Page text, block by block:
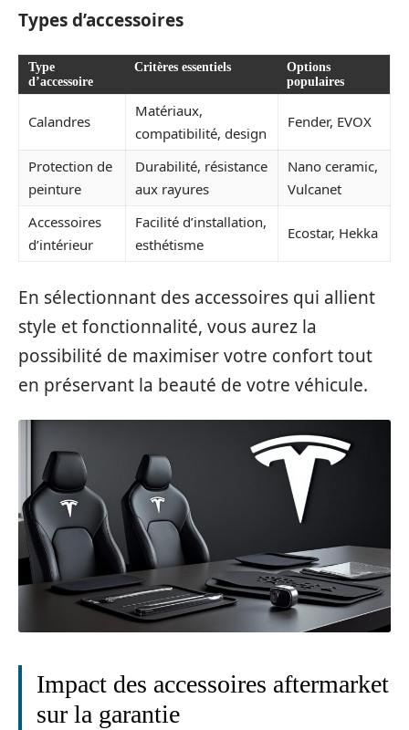
Types d’accessoires
Type
d’accessoire
Critères essentiels
Options
populaires
Calandres
Matériaux,
compatibilité, design
Fender, EVOX
Protection de
peinture
Durabilité, résistance
aux rayures
Nano ceramic,
Vulcanet
Accessoires
d’intérieur
Facilité d’installation,
esthétisme
Ecostar, Hekka
En sélectionnant des accessoires qui allient
style et fonctionnalité, vous aurez la
possibilité de maximiser votre confort tout
en préservant la beauté de votre véhicule.
Impact des accessoires aftermarket
sur la garantie